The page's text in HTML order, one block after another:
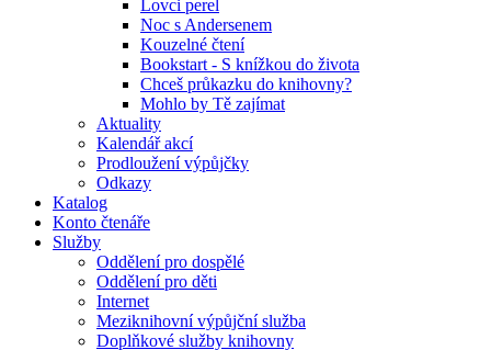
Lovci perel
Noc s Andersenem
Kouzelné čtení
Bookstart - S knížkou do života
Chceš průkazku do knihovny?
Mohlo by Tě zajímat
Aktuality
Kalendář akcí
Prodloužení výpůjčky
Odkazy
Katalog
Konto čtenáře
Služby
Oddělení pro dospělé
Oddělení pro děti
Internet
Meziknihovní výpůjční služba
Doplňkové služby knihovny